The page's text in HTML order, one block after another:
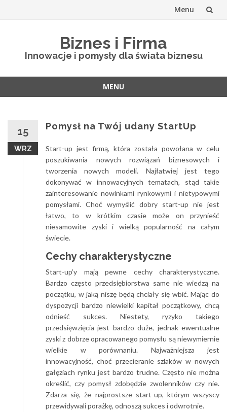
Menu
Biznes i Firma
Innowacje i pomysły dla świata biznesu
MENU
15
WRZ
Pomysł na Twój udany StartUp
Start-up jest firmą, która została powołana w celu
poszukiwania nowych rozwiązań biznesowych i
tworzenia nowych modeli. Najłatwiej jest tego
dokonywać w innowacyjnych tematach, stąd takie
zainteresowanie nowinkami rynkowymi i nietypowymi
pomysłami. Choć wymyślić dobry start-up nie jest
łatwo, to w krótkim czasie może on przynieść
niesamowite zyski i wielką popularność na całym
świecie.
Cechy charakterystyczne
Start-up’y mają pewne cechy charakterystyczne.
Bardzo często przedsiębiorstwa same nie wiedzą na
początku, w jaką niszę będą chciały się wbić. Mając do
dyspozycji bardzo niewielki kapitał początkowy, chcą
odnieść sukces. Niestety, ryzyko takiego
przedsięwzięcia jest bardzo duże, jednak ewentualne
zyski z dobrze opracowanego pomysłu są niewymiernie
wielkie w porównaniu. Najważniejsza jest
innowacyjność, choć przecieranie szlaków w nowych
gałęziach rynku jest bardzo trudne. Często nie można
określić, czy pomysł zdobędzie zwolenników czy nie.
Zdarza się, że najprostsze start-up, którym wszyscy
przewidywali porażkę, odnoszą sukces i odwrotnie.